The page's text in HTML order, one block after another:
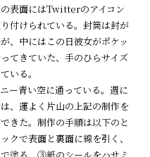
表面にはTwitterのアイコン
付けられている。封筒は封が
、中にはこの日彼女がポケッ
てきていた、手のひらサイズ
いる。
ー青い空に通っている。週に
、運よく片山の上記の制作を
きた。制作の手順は以下のと
で表面と裏面に線を引く、
塗る、③紙のシールをハサミ